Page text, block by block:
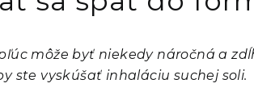
môže byť niekedy náročná a
ste vyskúšať inhaláciu suchej soli.